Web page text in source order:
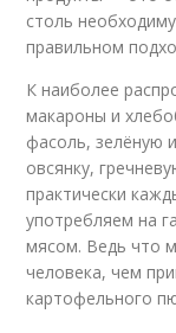
столь
правильном
К наиболее
макароны и
фасоль, зелёную
овсянку,
практически
употребляем на
мясом. Ведь что
человека, чем
картофельного